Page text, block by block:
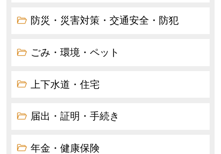
防災・災害対策・交通安全・防犯
ごみ・環境・ペット
上下水道・住宅
届出・証明・手続き
年金・健康保険